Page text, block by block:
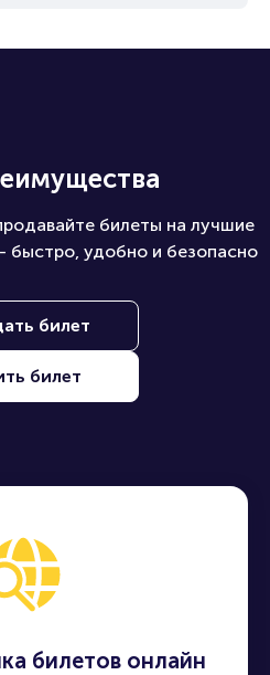
билеты на лучшие
быстро, удобно и безопасно
билет
билет
билетов онлайн